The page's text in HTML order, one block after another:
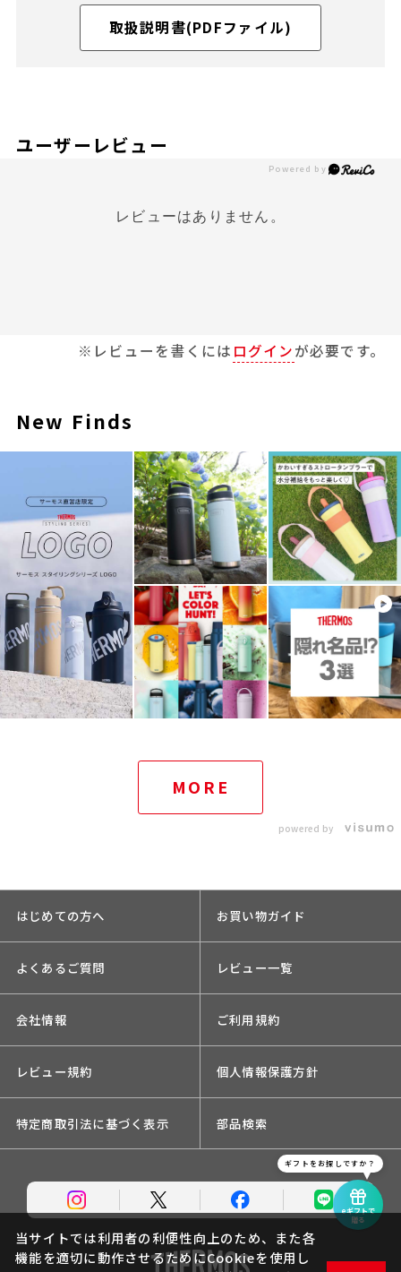
取扱説明書(PDFファイル)
ユーザーレビュー
レビューはありません。
※レビューを書くには ログインが必要です。
New Finds
MORE
powered by
はじめての方へ お買い物ガイド
よくあるご質問 レビュー一覧
会社情報 ご利用規約
レビュー規約 個人情報保護方針
特定商取引法に基づく表示 部品検索
当サイトでは利用者の利便性向上のため、また各
機能を適切に動作させるためにCookieを使用し
eギフトで
贈る
ギフトをお探しですか？